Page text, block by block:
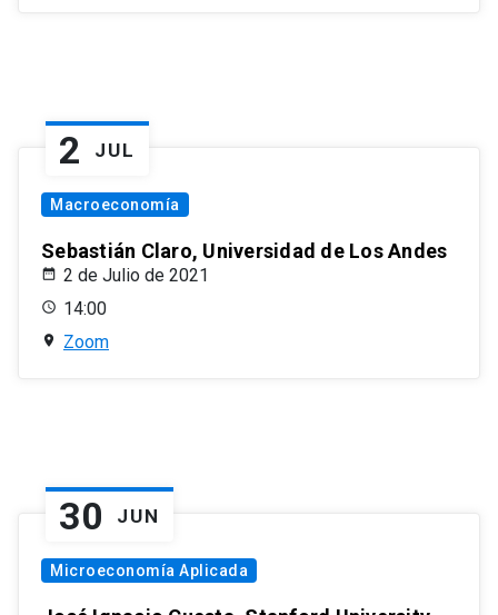
2 JUL
Macroeconomía
Sebastián Claro, Universidad de Los Andes
2 de Julio de 2021
14:00
Zoom
30 JUN
Microeconomía Aplicada